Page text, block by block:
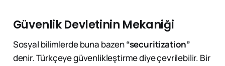
Güvenlik Devletinin Mekaniği
Sosyal bilimlerde buna bazen“securitization”
denir. Türkçeye güvenlikleştirme diye çevrilebilir. Bir